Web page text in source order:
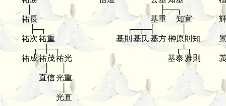
├──┐
祐長
基重 知宣
├─┐
┌─┬─┤
祐次祐重 基則 基氏基方榊原則知
┌─┼─┐
┌┴┐
祐成祐茂祐光 基泰雅則
│
直信光重
光直